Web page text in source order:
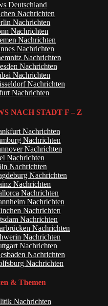
Deutschland
Nachrichten
Nachrichten
Nachrichten
Nachrichten
Nachrichten
Nachrichten
Nachrichten
Nachrichten
Nachrichten
Nachrichten
NACH STADT F – Z
Nachrichten
Nachrichten
Nachrichten
Nachrichten
Nachrichten
Nachrichten
Nachrichten
Nachrichten
Nachrichten
Nachrichten
Nachrichten
Nachrichten
Nachrichten
Nachrichten
Nachrichten
Nachrichten
& Themen
Nachrichten